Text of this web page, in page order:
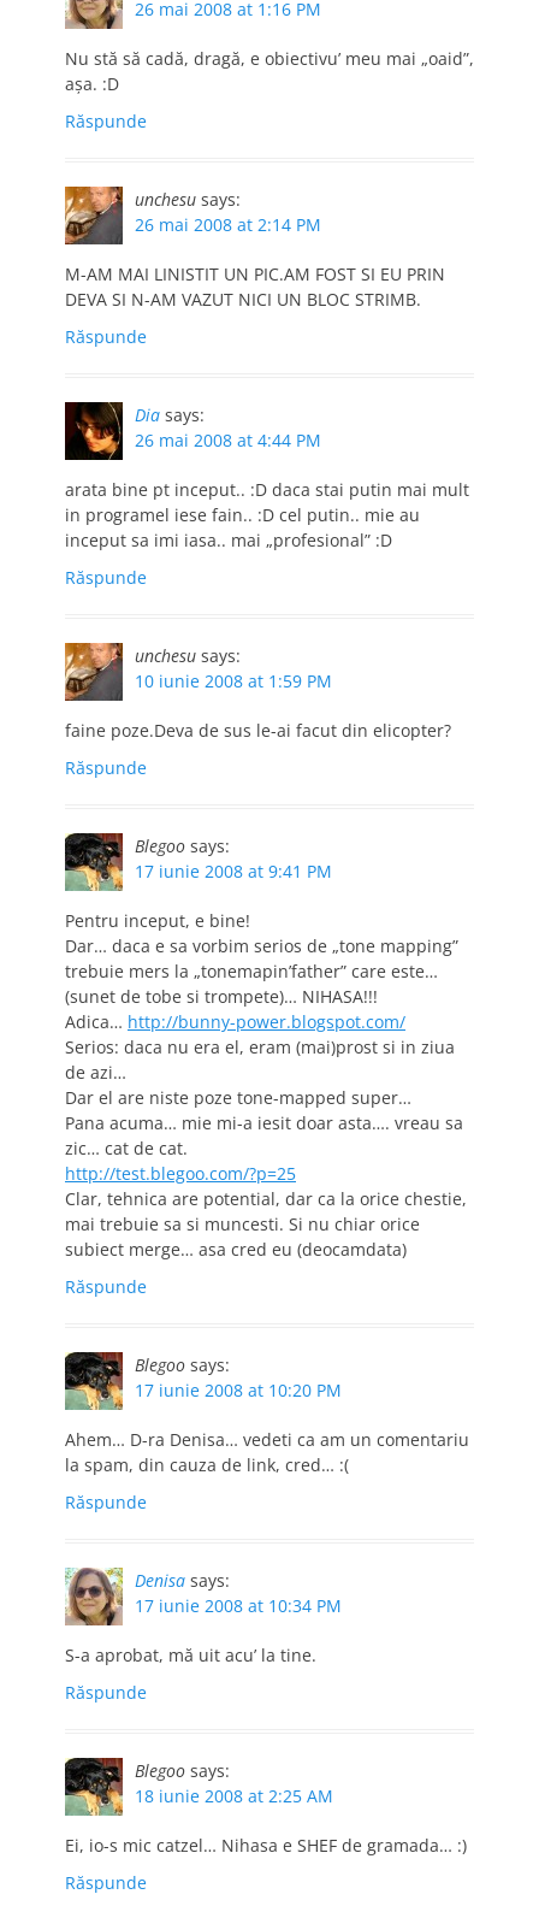
26 mai 2008 at 1:16 PM
Nu stă să cadă, dragă, e obiectivu’ meu mai „oaid”,
aşa. :D
Răspunde
unchesu says:
26 mai 2008 at 2:14 PM
M-AM MAI LINISTIT UN PIC.AM FOST SI EU PRIN
DEVA SI N-AM VAZUT NICI UN BLOC STRIMB.
Răspunde
Dia says:
26 mai 2008 at 4:44 PM
arata bine pt inceput.. :D daca stai putin mai mult
in programel iese fain.. :D cel putin.. mie au
inceput sa imi iasa.. mai „profesional” :D
Răspunde
unchesu says:
10 iunie 2008 at 1:59 PM
faine poze.Deva de sus le-ai facut din elicopter?
Răspunde
Blegoo says:
17 iunie 2008 at 9:41 PM
Pentru inceput, e bine!
Dar… daca e sa vorbim serios de „tone mapping”
trebuie mers la „tonemapin’father” care este…
(sunet de tobe si trompete)… NIHASA!!!
Adica… http://bunny-power.blogspot.com/
Serios: daca nu era el, eram (mai)prost si in ziua
de azi…
Dar el are niste poze tone-mapped super…
Pana acuma… mie mi-a iesit doar asta…. vreau sa
zic… cat de cat.
http://test.blegoo.com/?p=25
Clar, tehnica are potential, dar ca la orice chestie,
mai trebuie sa si muncesti. Si nu chiar orice
subiect merge… asa cred eu (deocamdata)
Răspunde
Blegoo says:
17 iunie 2008 at 10:20 PM
Ahem… D-ra Denisa… vedeti ca am un comentariu
la spam, din cauza de link, cred… :(
Răspunde
Denisa says:
17 iunie 2008 at 10:34 PM
S-a aprobat, mă uit acu’ la tine.
Răspunde
Blegoo says:
18 iunie 2008 at 2:25 AM
Ei, io-s mic catzel… Nihasa e SHEF de gramada… :)
Răspunde